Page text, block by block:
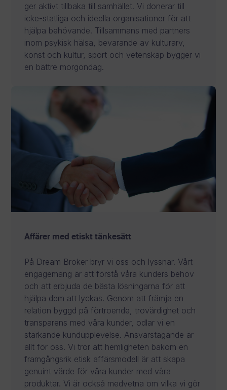
ger aktivt tillbaka till samhället. Vi donerar till
icke-statliga och ideella organisationer för att
hjälpa behövande. Tillsammans med partners
inom psykisk hälsa, bevarande av kulturarv,
konst och kultur, sport och vetenskap bygger vi
en bättre morgondag.
Affärer med etiskt tänkesätt
På Dream Broker bryr vi oss och lyssnar. Vårt
engagemang är att förstå våra kunders behov
och att erbjuda de bästa lösningarna för att
hjälpa dem att lyckas. Genom att främja en
relation byggd på förtroende, trovärdighet och
transparens med våra kunder, odlar vi en
stärkande kundupplevelse. Ansvarstagande är
allt för oss. Vi tror att hemligheten bakom en
framgångsrik etisk affärsmodell är att skapa
genuint värde för våra kunder med våra
produkter. Vi är också medvetna om vilka vi gör